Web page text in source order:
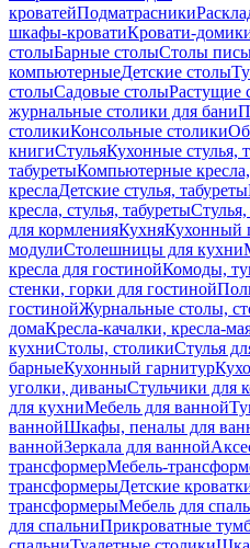
кроватейПодматрасники
шкафы-кроватиКровати-
столыБарные столыСтолы
компьютерныеДетские столы
столыСадовые столыРастущие
журнальные столики для бани
столикиКонсольные столики
книгиСтульяКухонные стулья,
табуретыКомпьютерные кресла,
креслаДетские стулья, табуреты
кресла, стулья, табуреты
для кормленияКухняКухонный
модулиСтолешницы для кухни
кресла для гостинойКомоды,
стенки, горки для гостиной
гостинойЖурнальные столы,
домаКресла-качалки, кресла-
кухниСтолы, столикиСтулья
барныеКухонный гарнитур
уголки, диваныСтульчики для
для кухниМебель для ванной
ваннойШкафы, пеналы для
ваннойЗеркала для ванной
трансформерМебель-
трансформерыДетские
трансформерыМебель для
для спальниПрикроватные